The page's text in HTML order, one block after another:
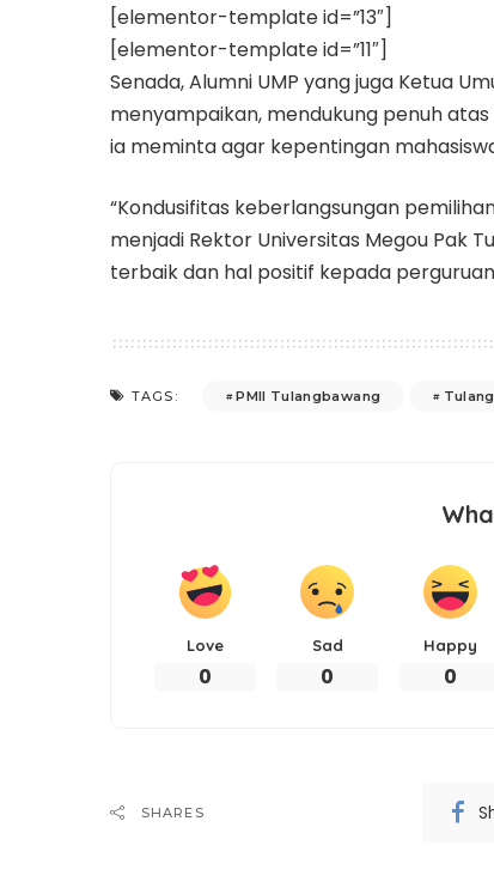
[elementor-template id=”13″]
[elementor-template id=”11″]
Senada, Alumni UMP yang juga Ketua
menyampaikan, mendukung penuh
ia meminta agar kepentingan
“Kondusifitas keberlangsungan
menjadi Rektor Universitas Megou Pak
terbaik dan hal positif kepada
TAGS: PMII Tulangbawang
Love
0
Sad
0
Happy
0
SHARES